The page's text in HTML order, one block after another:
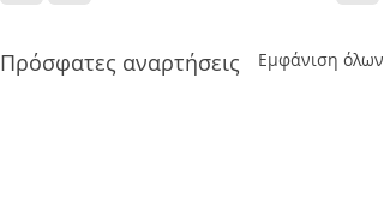
Πρόσφατες αναρτήσεις Εμφάνιση όλων